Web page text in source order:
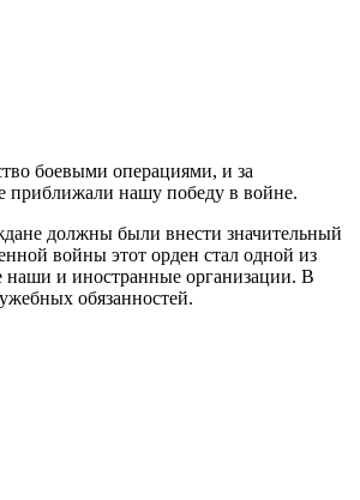
боевыми операциями, и за
приближали нашу победу в войне.
должны были внести значительный
войны этот орден стал одной из
наши и иностранные организации. В
обязанностей.